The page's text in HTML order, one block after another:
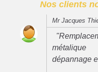
Nos clients
Mr Jacques
dépannage